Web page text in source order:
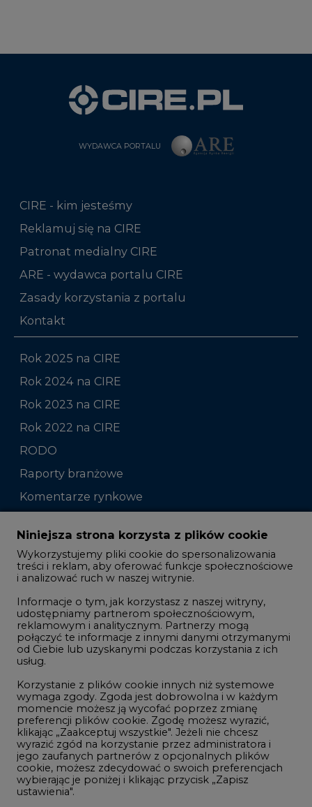
WYDAWCA PORTALU
CIRE - kim jesteśmy
Reklamuj się na CIRE
Patronat medialny CIRE
ARE - wydawca portalu CIRE
Zasady korzystania z portalu
Kontakt
Rok 2025 na CIRE
Rok 2024 na CIRE
Rok 2023 na CIRE
Rok 2022 na CIRE
RODO
Raporty branżowe
Komentarze rynkowe
Zmiany kadrowe na rynku
Studio CIRE
Rozmowy o energetyce
Gospodarka
Geopolityka
LTE450
Innowacje i AI
Telekomunikacja i IT
Handel emisjami CO2
Wodór
Górnictwo
Niniejsza strona korzysta z plików cookie
Wykorzystujemy pliki cookie do spersonalizowania
treści i reklam, aby oferować funkcje społecznościowe
i analizować ruch w naszej witrynie.
Informacje o tym, jak korzystasz z naszej witryny,
udostępniamy partnerom społecznościowym,
reklamowym i analitycznym. Partnerzy mogą
połączyć te informacje z innymi danymi otrzymanymi
od Ciebie lub uzyskanymi podczas korzystania z ich
usług.
Korzystanie z plików cookie innych niż systemowe
wymaga zgody. Zgoda jest dobrowolna i w każdym
momencie możesz ją wycofać poprzez zmianę
preferencji plików cookie. Zgodę możesz wyrazić,
klikając „Zaakceptuj wszystkie". Jeżeli nie chcesz
wyrazić zgód na korzystanie przez administratora i
jego zaufanych partnerów z opcjonalnych plików
cookie, możesz zdecydować o swoich preferencjach
wybierając je poniżej i klikając przycisk „Zapisz
ustawienia".